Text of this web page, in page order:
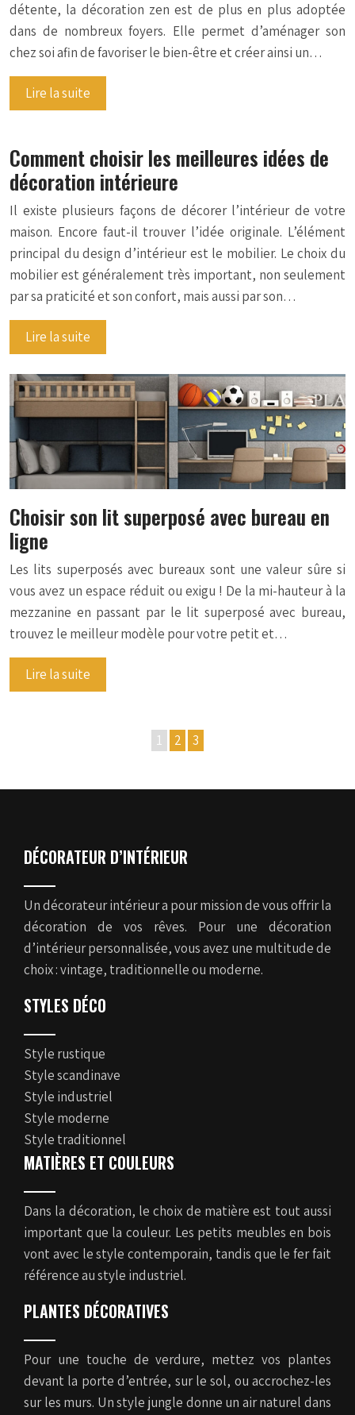
détente, la décoration zen est de plus en plus adoptée
dans de nombreux foyers. Elle permet d’aménager son
chez soi afin de favoriser le bien-être et créer ainsi un…
Lire la suite
Comment choisir les meilleures idées de
décoration intérieure
Il existe plusieurs façons de décorer l’intérieur de votre
maison. Encore faut-il trouver l’idée originale. L’élément
principal du design d’intérieur est le mobilier. Le choix du
mobilier est généralement très important, non seulement
par sa praticité et son confort, mais aussi par son…
Lire la suite
Choisir son lit superposé avec bureau en
ligne
Les lits superposés avec bureaux sont une valeur sûre si
vous avez un espace réduit ou exigu ! De la mi-hauteur à la
mezzanine en passant par le lit superposé avec bureau,
trouvez le meilleur modèle pour votre petit et…
Lire la suite
1 2 3
DÉCORATEUR D’INTÉRIEUR
Un décorateur intérieur a pour mission de vous offrir la
décoration de vos rêves. Pour une décoration
d’intérieur personnalisée, vous avez une multitude de
choix : vintage, traditionnelle ou moderne.
STYLES DÉCO
Style rustique
Style scandinave
Style industriel
Style moderne
Style traditionnel
MATIÈRES ET COULEURS
Dans la décoration, le choix de matière est tout aussi
important que la couleur. Les petits meubles en bois
vont avec le style contemporain, tandis que le fer fait
référence au style industriel.
PLANTES DÉCORATIVES
Pour une touche de verdure, mettez vos plantes
devant la porte d’entrée, sur le sol, ou accrochez-les
sur les murs. Un style jungle donne un air naturel dans